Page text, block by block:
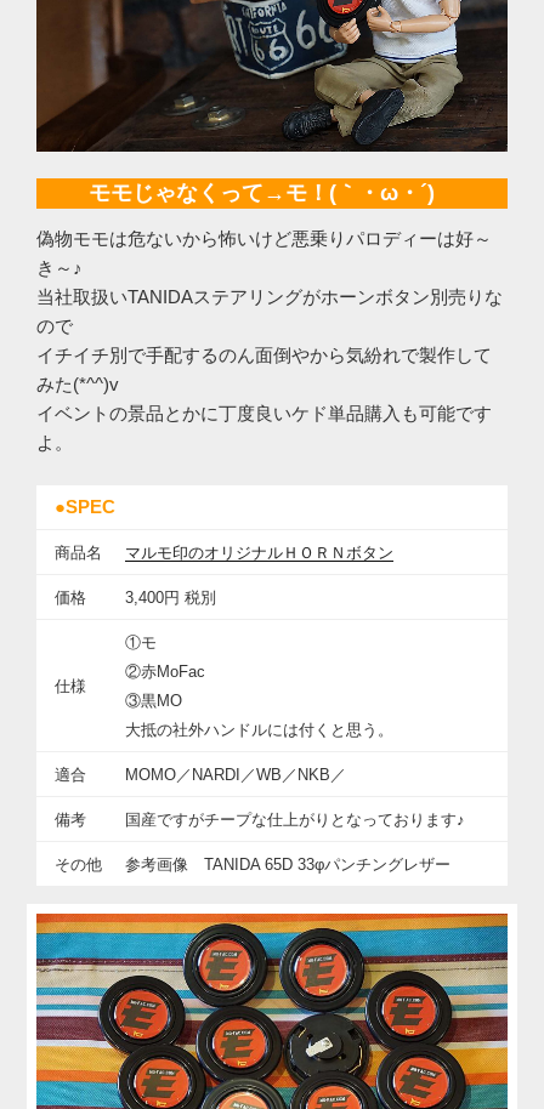
モモじゃなくって→モ！(｀・ω・´)ゞ
偽物モモは危ないから怖いけど悪乗りパロディーは好～
き～♪
当社取扱いTANIDAステアリングがホーンボタン別売りな
ので
イチイチ別で手配するのん面倒やから気紛れで製作して
みた(*^^)v
イベントの景品とかに丁度良いケド単品購入も可能です
よ。
●SPEC
商品名 マルモ印のオリジナルＨＯＲＮボタン
価格 3,400円 税別
仕様
①モ
②赤MoFac
③黒MO
大抵の社外ハンドルには付くと思う。
適合 MOMO／NARDI／WB／NKB／
備考 国産ですがチープな仕上がりとなっております♪
その他 参考画像 TANIDA 65D 33φパンチングレザー